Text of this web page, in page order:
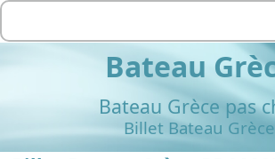
Bateau
Bateau Grèce pas
Billet Bateau Grèce